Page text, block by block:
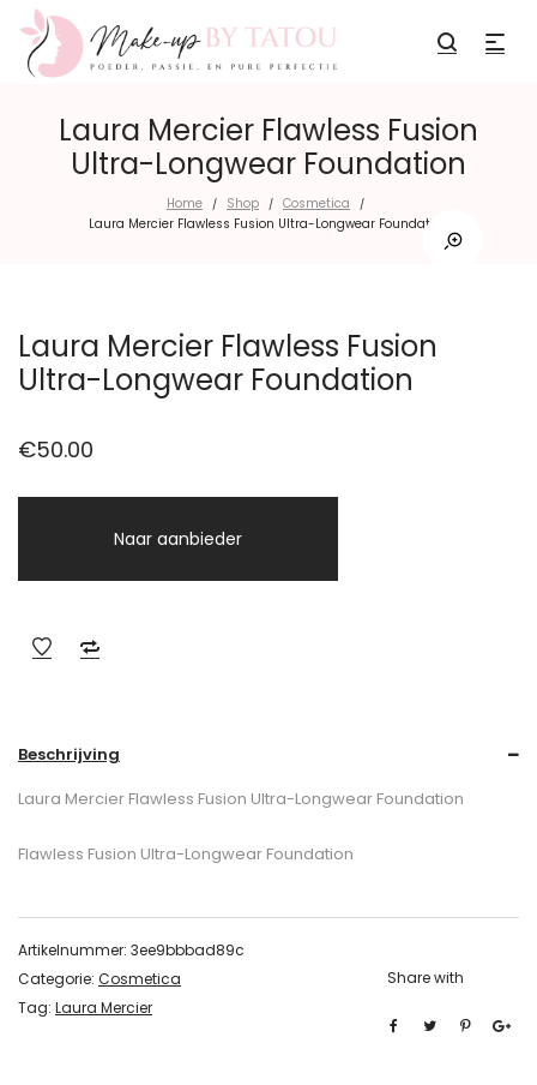
Laura Mercier Flawless Fusion
Ultra-Longwear Foundation
Home / Shop / Cosmetica /
Laura Mercier Flawless Fusion Ultra-Longwear Foundation
Laura Mercier Flawless Fusion
Ultra-Longwear Foundation
€50.00
Naar aanbieder
Beschrijving
Laura Mercier Flawless Fusion Ultra-Longwear Foundation
Flawless Fusion Ultra-Longwear Foundation
Artikelnummer: 3ee9bbbad89c
Categorie: Cosmetica
Tag: Laura Mercier
Share with